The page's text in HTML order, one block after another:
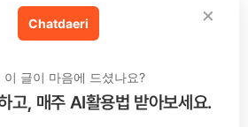
×
Chatdaeri
이 글이 마음에 드셨나요?
고, 매주 AI활용법 받아보세요.